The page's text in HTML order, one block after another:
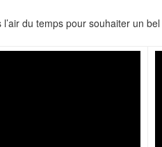
du temps pour souhaiter un